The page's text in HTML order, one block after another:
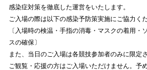
感染症対策を徹底した運営をいたします。
ご入場の際は以下の感染予防策実施にご協力く
〔入場時の検温・手指の消毒・マスクの着用・
スの確保〕
また、当日のご入場は各競技参加者のみに限定
ご観覧・応援の方はご入場いただけません。予